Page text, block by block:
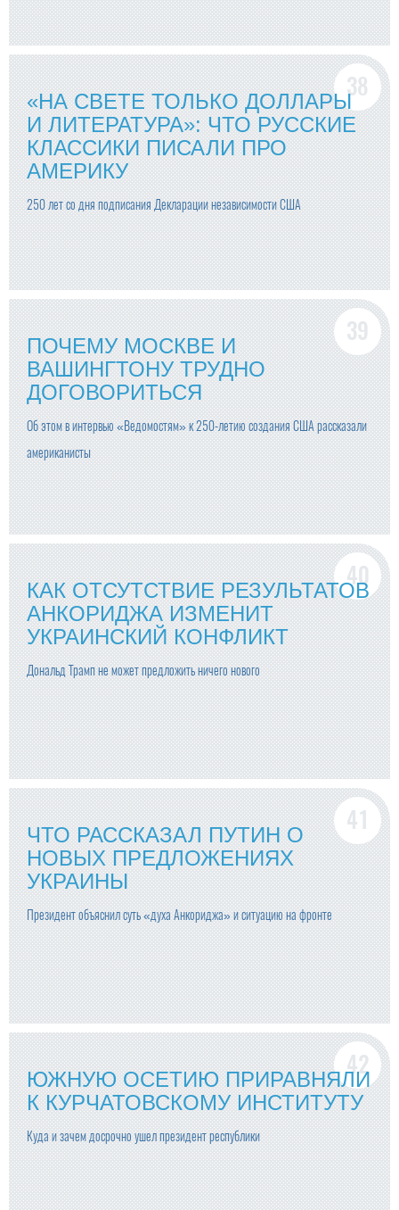
«НА СВЕТЕ ТОЛЬКО ДОЛЛАРЫ
И ЛИТЕРАТУРА»: ЧТО РУССКИЕ
КЛАССИКИ ПИСАЛИ ПРО
АМЕРИКУ
250 лет со дня подписания Декларации независимости США
ПОЧЕМУ МОСКВЕ И
ВАШИНГТОНУ ТРУДНО
ДОГОВОРИТЬСЯ
Об этом в интервью «Ведомостям» к 250-летию создания США рассказали
американисты
КАК ОТСУТСТВИЕ РЕЗУЛЬТАТОВ
АНКОРИДЖА ИЗМЕНИТ
УКРАИНСКИЙ КОНФЛИКТ
Дональд Трамп не может предложить ничего нового
ЧТО РАССКАЗАЛ ПУТИН О
НОВЫХ ПРЕДЛОЖЕНИЯХ
УКРАИНЫ
Президент объяснил суть «духа Анкориджа» и ситуацию на фронте
ЮЖНУЮ ОСЕТИЮ ПРИРАВНЯЛИ
К КУРЧАТОВСКОМУ ИНСТИТУТУ
Куда и зачем досрочно ушел президент республики